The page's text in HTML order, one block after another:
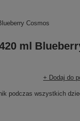
Cosmos
ml
+ Dodaj do
podczas wszystkich